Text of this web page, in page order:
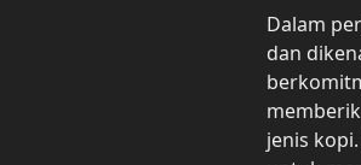
Dalam
dan
jenis